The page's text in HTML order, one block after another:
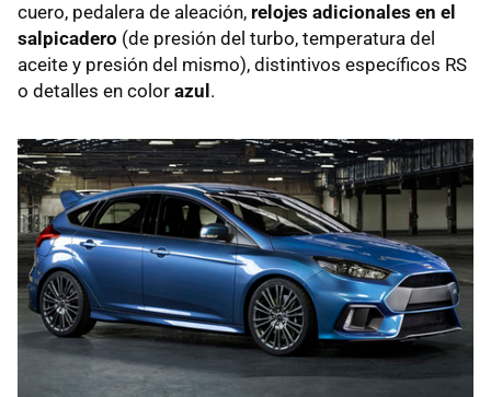
cuero, pedalera de aleación, relojes adicionales en el
salpicadero (de presión del turbo, temperatura del
aceite y presión del mismo), distintivos específicos RS
o detalles en color azul.